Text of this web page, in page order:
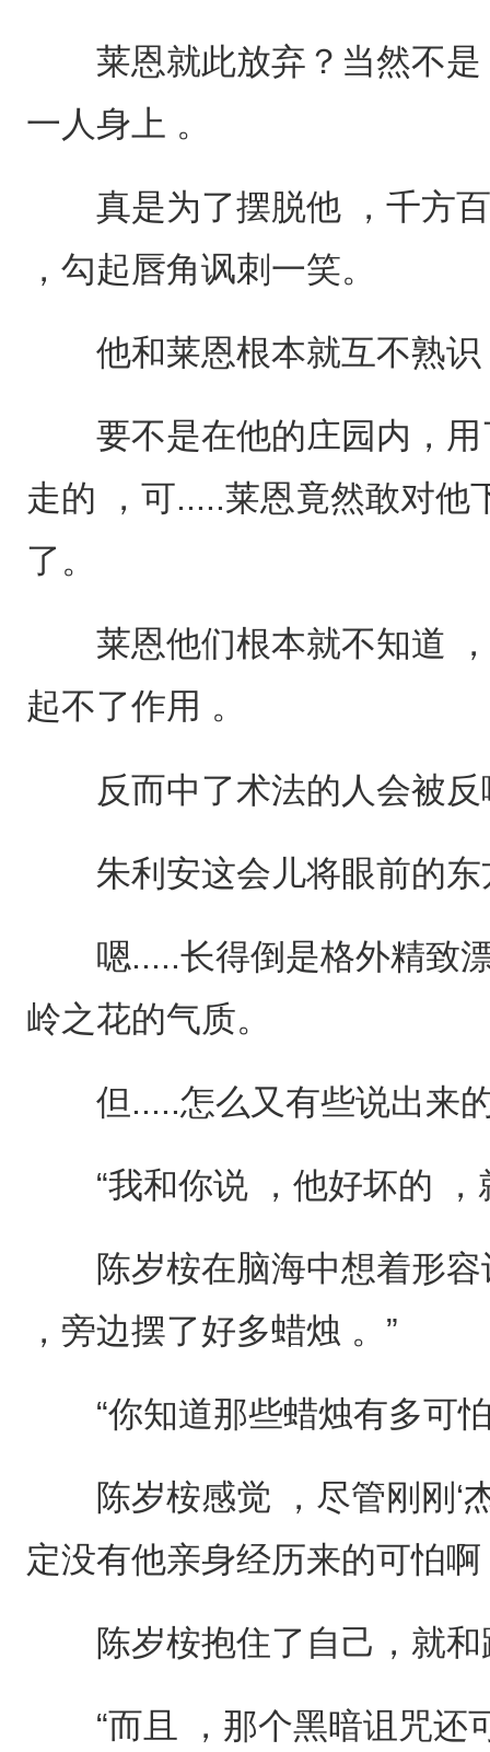
莱恩就此放弃？当然不是
一人身上 。
真是为了摆脱他 ，千方百
，勾起唇角讽刺一笑。
他和莱恩根本就互不熟识
要不是在他的庄园内，用
走的 ，可.....莱恩竟然敢对他
了。
莱恩他们根本就不知道 ，
起不了作用 。
反而中了术法的人会被反
朱利安这会儿将眼前的东
嗯.....长得倒是格外精致漂
岭之花的气质。
但.....怎么又有些说出来
“我和你说 ，他好坏的 ，
陈岁桉在脑海中想着形容
，旁边摆了好多蜡烛 。”
“你知道那些蜡烛有多可怕
陈岁桉感觉 ，尽管刚刚‘
定没有他亲身经历来的可怕啊
陈岁桉抱住了自己，就和
“而且 ，那个黑暗诅咒还